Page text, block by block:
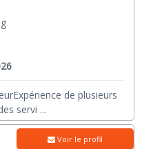
de plusieurs
servi ...
Voir le profil